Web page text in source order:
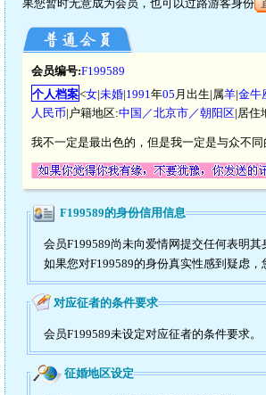
果您暂时无意成为会员，也可以过路游客身份
会员编号:F199589
个人档案<女|未婚|1991年05 月出生|属羊|金牛
人民币|户籍地区:中国／北京市／朝阳区|居住
我不一定是最出色的，但是我一定是与众不同
F199589的身份信用信息
会员F199589尚未向爱情网提交任何表明
如果您对F199589的身份真实性感到疑虑
对应征者的条件要求
会员F199589未设定对应征者的条件要求。
征婚地区设定